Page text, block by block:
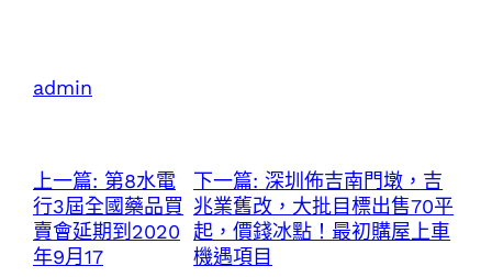
admin
上一篇: 第8水電
行3屆全國藥品買
賣會延期到2020
年9月17
下一篇: 深圳佈吉南門墩，吉
兆業舊改，大批目標出售70平
起，價錢冰點！最初購屋上車
機遇項目